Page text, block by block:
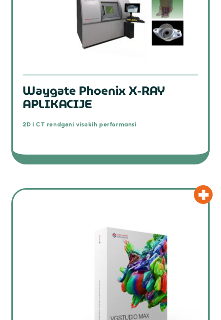
Waygate Phoenix X-RAY
APLIKACIJE
2D i CT rendgeni visokih performansi